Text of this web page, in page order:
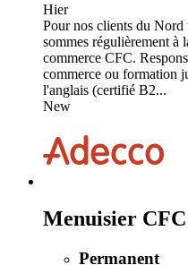
Hier
Pour nos clients du Nord
sommes régulièrement à
commerce CFC.
commerce ou formation
l'anglais (certifié B2...
New
Menuisier
Permanent